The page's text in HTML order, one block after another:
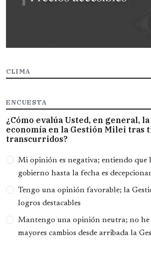
CLIMA
ENCUESTA
¿Cómo evalúa Usted, en general,
economía en la Gestión Milei tras
transcurridos?
Opciones
Mi opinión es negativa; entiendo que
gobierno hasta la fecha es
Tengo una opinión favorable; la
logros destacables
Mantengo una opinión neutra; no he
mayores cambios desde arribada la